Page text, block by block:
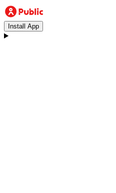
Install App